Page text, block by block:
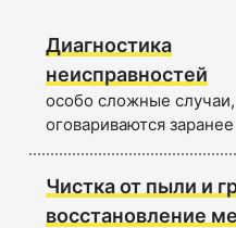
Диагностика
неисправностей
особо сложные случаи,
оговариваются заранее
Чистка от пыли и
восстановление